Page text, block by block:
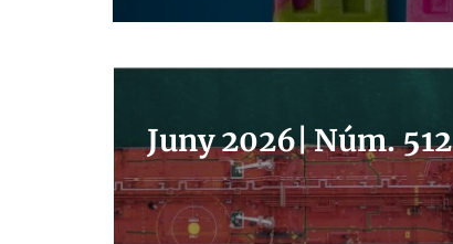
Juny 2026|Núm. 512